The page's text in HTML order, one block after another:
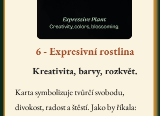
6 - Expresivní rostlina
Kreativita, barvy, rozkvět.
Karta symbolizuje tvůrčí svobodu,
divokost, radost a štěstí. Jako by říkala: